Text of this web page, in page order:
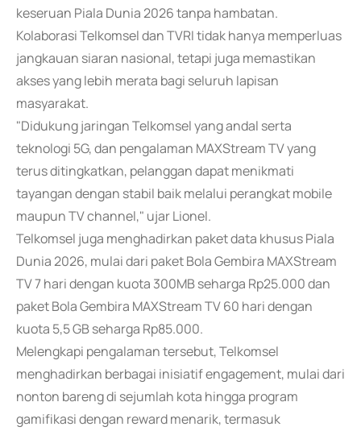
keseruan Piala Dunia 2026 tanpa hambatan.
Kolaborasi Telkomsel dan TVRI tidak hanya memperluas
jangkauan siaran nasional, tetapi juga memastikan
akses yang lebih merata bagi seluruh lapisan
masyarakat.
"Didukung jaringan Telkomsel yang andal serta
teknologi 5G, dan pengalaman MAXStream TV yang
terus ditingkatkan, pelanggan dapat menikmati
tayangan dengan stabil baik melalui perangkat mobile
maupun TV channel," ujar Lionel.
Telkomsel juga menghadirkan paket data khusus Piala
Dunia 2026, mulai dari paket Bola Gembira MAXStream
TV 7 hari dengan kuota 300MB seharga Rp25.000 dan
paket Bola Gembira MAXStream TV 60 hari dengan
kuota 5,5 GB seharga Rp85.000.
Melengkapi pengalaman tersebut, Telkomsel
menghadirkan berbagai inisiatif engagement, mulai dari
nonton bareng di sejumlah kota hingga program
gamifikasi dengan reward menarik, termasuk